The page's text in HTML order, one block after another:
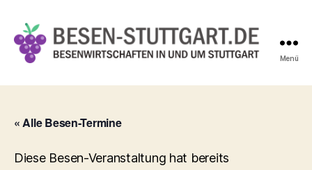
Stuttgart.de
Menü
« Alle Besen-Termine
Diese Besen-Veranstaltung hat bereits